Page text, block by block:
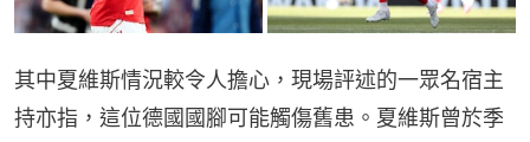
其中夏維斯情況較令人擔心，現場評述的一眾名宿主
持亦指，這位德國國腳可能觸傷舊患。夏維斯曾於季